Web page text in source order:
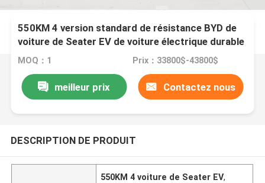
550KM 4 version standard de résistance BYD de
voiture de Seater EV de voiture électrique durable
de joint de SUV
MOQ：1 Prix：33800$-43800$
meilleur prix Contactez nous
DESCRIPTION DE PRODUIT
550KM 4 voiture de Seater EV,